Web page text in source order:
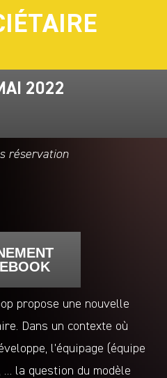
2022
réservation
propose une nouvelle
Dans un contexte où
l’équipage (équipe
… la question du modèle